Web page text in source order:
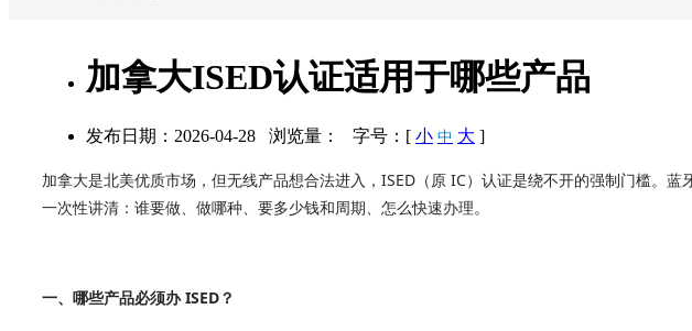
加拿大ISED认证适用于哪些产品
发布日期：2026-04-28 浏览量： 字号：[ 小 中 大 ]
加拿大是北美优质市场，但无线产品想合法进入，ISED（原 IC）认证是绕不开的强制门槛。
一次性讲清：谁要做、做哪种、要多少钱和周期、怎么快速办理。
一、哪些产品必须办 ISED？